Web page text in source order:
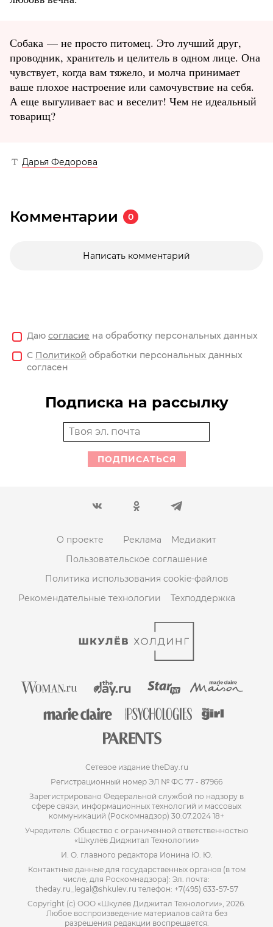
Собака — не просто питомец. Это лучший друг,
проводник, хранитель и целитель в одном лице. Она
чувствует, когда вам тяжело, и молча принимает
ваше плохое настроение или самочувствие на себя.
А еще выгуливает вас и веселит! Чем не идеальный
товарищ?
Дарья Федорова
Комментарии 0
Написать комментарий
Даю согласие на обработку персональных данных
С Политикой обработки персональных данных
согласен
Подписка на рассылку
ПОДПИСАТЬСЯ
О проекте Реклама
Медиакит
Пользовательское соглашение
Политика использования cookie-файлов
Рекомендательные технологии
Техподдержка
Сетевое издание theDay.ru
Регистрационный номер ЭЛ № ФС 77 - 87966
Зарегистрировано Федеральной службой по надзору в
сфере связи, информационных технологий и массовых
коммуникаций (Роскомнадзор) 30.07.2024 18+
Учредитель: Общество с ограниченной ответственностью
«Шкулёв Диджитал Технологии»
И. О. главного редактора Ионина Ю. Ю.
Контактные данные для государственных органов (в том
числе, для Роскомнадзора): Эл. почта:
theday.ru_legal@shkulev.ru телефон: +7(495) 633-57-57
Copyright (с) ООО «Шкулёв Диджитал Технологии», 2026.
Любое воспроизведение материалов сайта без
разрешения редакции воспрещается.